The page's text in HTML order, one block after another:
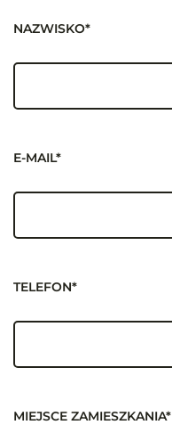
NAZWISKO*
E-MAIL*
TELEFON*
MIEJSCE ZAMIESZKANIA*